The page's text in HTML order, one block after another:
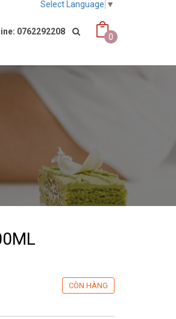
Select Language ▼
0762292208
0
CÒN HÀNG